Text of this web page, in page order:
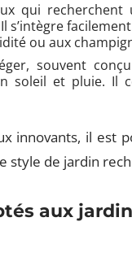
qui recherchent
s’intègre
ou aux
souvent
soleil et pluie. Il
innovants, il est
style de jardin
aux